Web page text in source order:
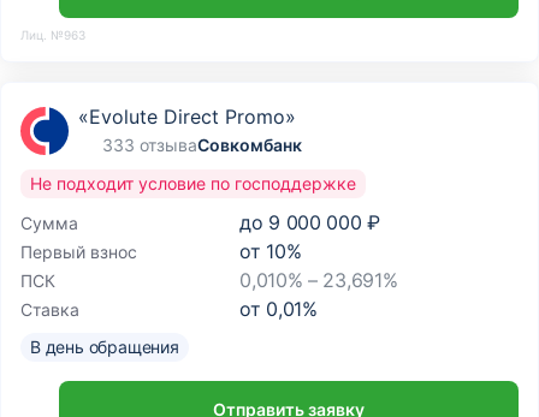
Лиц. №963
«Evolute Direct Promo»
333 отзываСовкомбанк
Сумма до 9 000 000 ₽
Первый взнос от 10%
ПСК 0,010% – 23,691%
Ставка от 0,01%
Не подходит условие по господдержке
В день обращения
Отправить заявку